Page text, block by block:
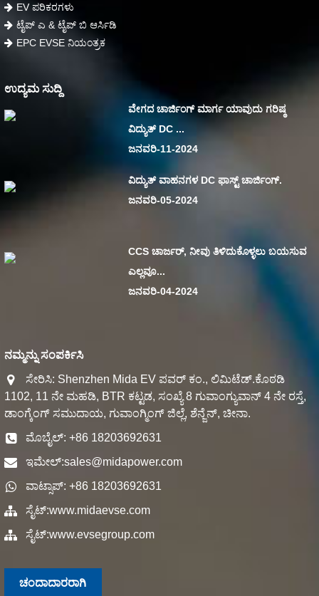
EV ಪರಿಕರಗಳು
ಟೈಪ್ ಎ & ಟೈಪ್ ಬಿ ಆರ್ಸಿಡಿ
EPC EVSE ನಿಯಂತ್ರಕ
ಉದ್ಯಮ ಸುದ್ದಿ
ವೇಗದ ಚಾರ್ಜಿಂಗ್ ಮಾರ್ಗ ಯಾವುದು ಗರಿಷ್ಠ
ವಿದ್ಯುತ್ DC ...
ಜನವರಿ-11-2024
ವಿದ್ಯುತ್ ವಾಹನಗಳ DC ಫಾಸ್ಟ್ ಚಾರ್ಜಿಂಗ್.
ಜನವರಿ-05-2024
CCS ಚಾರ್ಜರ್, ನೀವು ತಿಳಿದುಕೊಳ್ಳಲು ಬಯಸುವ
ಎಲ್ಲವೂ...
ಜನವರಿ-04-2024
ನಮ್ಮನ್ನು ಸಂಪರ್ಕಿಸಿ
ಸೇರಿಸಿ: Shenzhen Mida EV ಪವರ್ ಕಂ., ಲಿಮಿಟೆಡ್.ಕೊಠಡಿ
1102, 11 ನೇ ಮಹಡಿ, BTR ಕಟ್ಟಡ, ಸಂಖ್ಯೆ 8 ಗುವಾಂಗ್ಯುವಾನ್ 4 ನೇ ರಸ್ತೆ,
ಡಾಂಗ್ಕೆಂಗ್ ಸಮುದಾಯ, ಗುವಾಂಗ್ಮಿಂಗ್ ಜಿಲ್ಲೆ, ಶೆನ್ಜೆನ್, ಚೀನಾ.
ಮೊಬೈಲ್: +86 18203692631
ಇಮೇಲ್:sales@midapower.com
ವಾಟ್ಸಾಪ್: +86 18203692631
ಸೈಟ್:www.midaevse.com
ಸೈಟ್:www.evsegroup.com
ಚಂದಾದಾರರಾಗಿ